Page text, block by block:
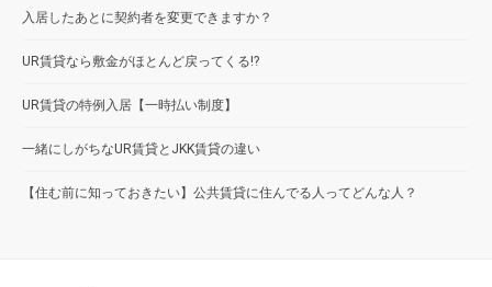
入居したあとに契約者を変更できますか？
UR賃貸なら敷金がほとんど戻ってくる!?
UR賃貸の特例入居【一時払い制度】
一緒にしがちなUR賃貸とJKK賃貸の違い
【住む前に知っておきたい】公共賃貸に住んでる人ってどんな人？